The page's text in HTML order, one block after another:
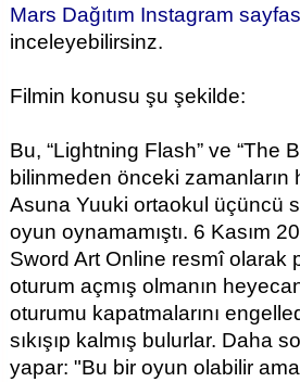
Mars Dağıtım Instagram
inceleyebilirsinz.
Filmin konusu şu şekilde:
Bu, “Lightning Flash” ve “The
bilinmeden önceki zamanların
Asuna Yuuki ortaokul üçüncü
oyun oynamamıştı. 6 Kasım
Sword Art Online resmî olarak
oturum açmış olmanın
oturumu kapatmalarını
sıkışıp kalmış bulurlar. Daha
yapar: "Bu bir oyun olabilir